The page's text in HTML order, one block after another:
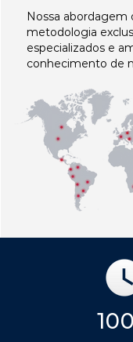
Nossa abordagem
metodologia
especializados e
conhecimento de